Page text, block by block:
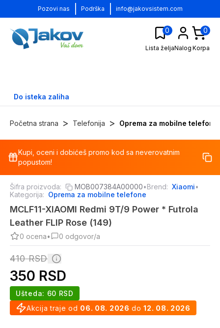
Pozovi nas Podrška info@jakovsistem.com
0
Lista željaNalog
0
Korpa
Do isteka zaliha
Početna strana > Telefonija > Oprema za mobilne telefone
%
Kupi, oceni i dobićeš promo kod sa neverovatnim
popustom!
Šifra proizvoda: MOB007384A00000•Brend: Xiaomi•
Kategorija: Oprema za mobilne telefone
MCLF11-XIAOMI Redmi 9T/9 Power * Futrola
Leather FLIP Rose (149)
0 ocena• 0 odgovor/a
410RSD
350 RSD
Akcija traje od 06. 08. 2026 do 12. 08. 2026
Ušteda: 60 RSD